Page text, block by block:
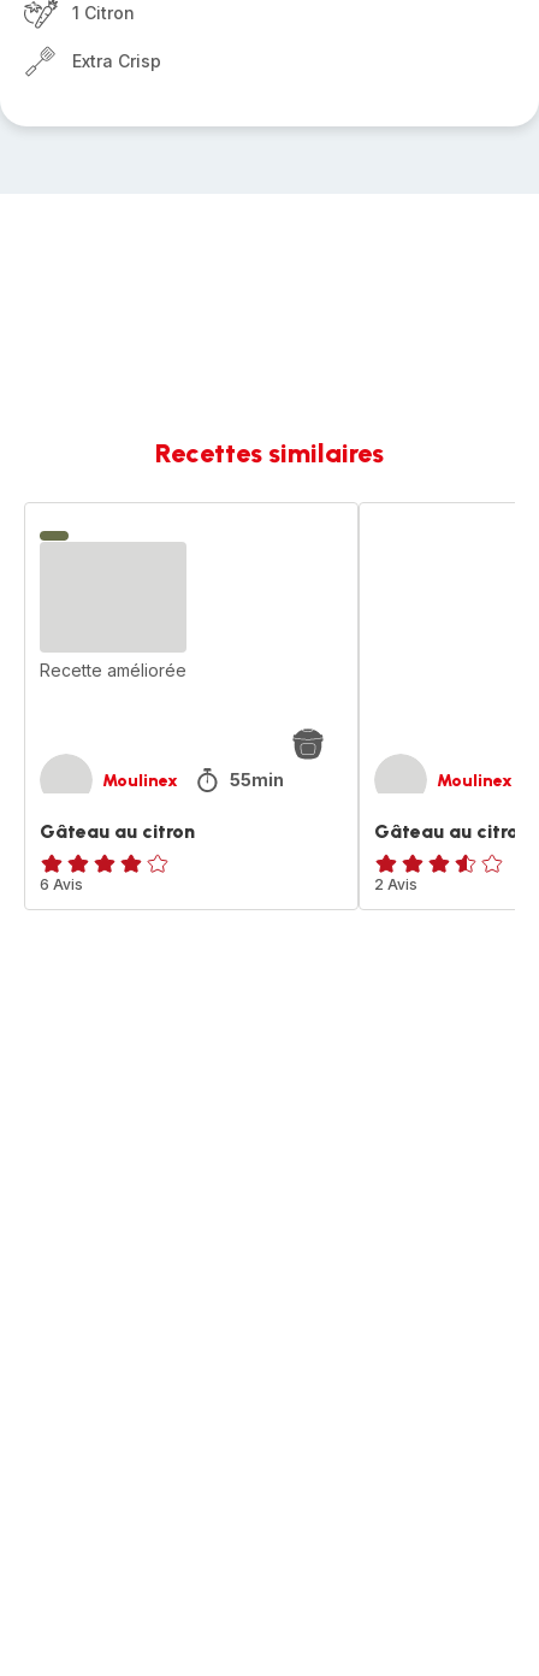
1 Citron
Extra Crisp
Recettes similaires
Moulinex 55min
Gâteau au citron
Avis
4
6 Avis
Recette améliorée
au
Moulinex
Gâteau au citron
ratings.3.5
2 Avis